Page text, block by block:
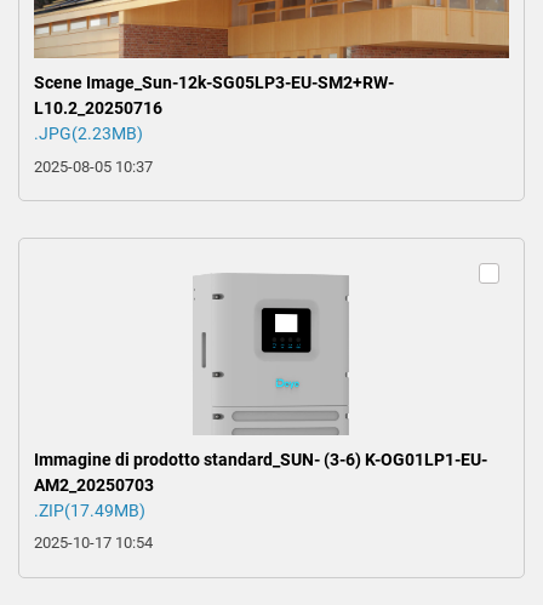
Scene Image_Sun-12k-SG05LP3-EU-SM2+RW-
L10.2_20250716
.JPG(2.23MB)
2025-08-05 10:37
Immagine di prodotto standard_SUN- (3-6) K-OG01LP1-EU-
AM2_20250703
.ZIP(17.49MB)
2025-10-17 10:54